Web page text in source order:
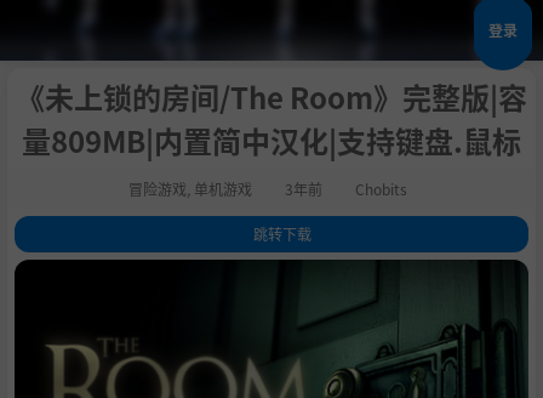
登录
《未上锁的房间/The Room》完整版|容
量809MB|内置简中汉化|支持键盘.鼠标
冒险游戏 单机游戏 3年前 Chobits
跳转下载
1.关于这款游戏
学习版下载